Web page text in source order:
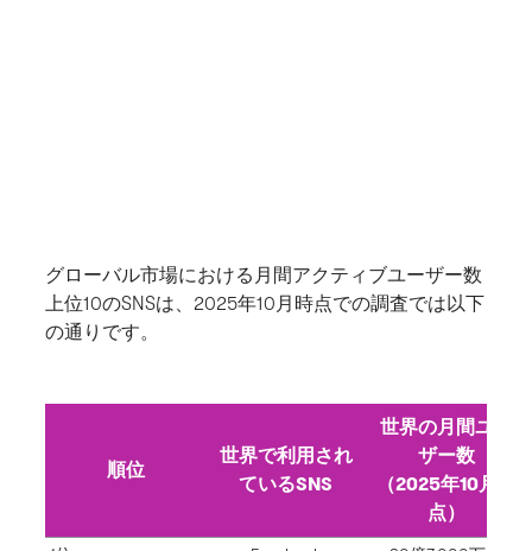
グローバル市場における月間アクティブユーザー数
上位10のSNSは、2025年10月時点での調査では以下
の通りです。
順位
世界で利用され
ているSNS
世界の月間ユー
ザー数
（2025年10月時
点）